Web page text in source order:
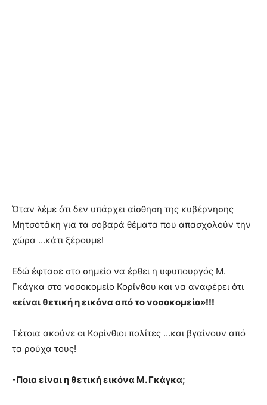
Όταν λέμε ότι δεν υπάρχει αίσθηση της κυβέρνησης
Μητσοτάκη για τα σοβαρά θέματα που απασχολούν την
χώρα …κάτι ξέρουμε!
Εδώ έφτασε στο σημείο να έρθει η υφυπουργός Μ.
Γκάγκα στο νοσοκομείο Κορίνθου και να αναφέρει ότι
«είναι θετική η εικόνα από το νοσοκομείο»!!!
Τέτοια ακούνε οι Κορίνθιοι πολίτες …και βγαίνουν από
τα ρούχα τους!
-Ποια είναι η θετική εικόνα Μ. Γκάγκα;